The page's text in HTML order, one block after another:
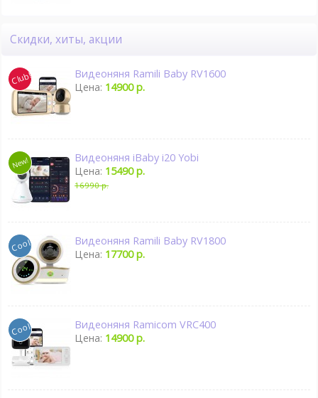
Скидки, хиты, акции
Видеоняня Ramili Baby RV1600
Цена: 14900 р.
Видеоняня iBaby i20 Yobi
Цена: 15490 р.
16990 р.
Видеоняня Ramili Baby RV1800
Цена: 17700 р.
Видеоняня Ramicom VRC400
Цена: 14900 р.